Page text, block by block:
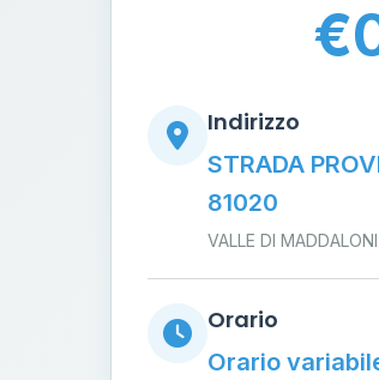
Indirizzo
STRADA
81020
VALLE DI
Orario
Orario